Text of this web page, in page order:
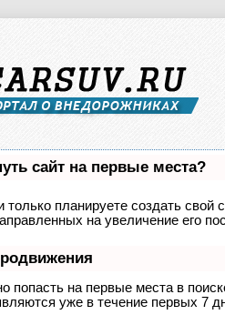
сайт на первые места?
планируете создать свой
на увеличение его
попасть на первые места в
уже в течение первых 7